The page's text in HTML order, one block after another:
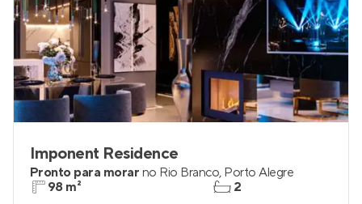
Imponent Residence
Pronto para morar no Rio Branco, Porto Alegre
98 m²
2